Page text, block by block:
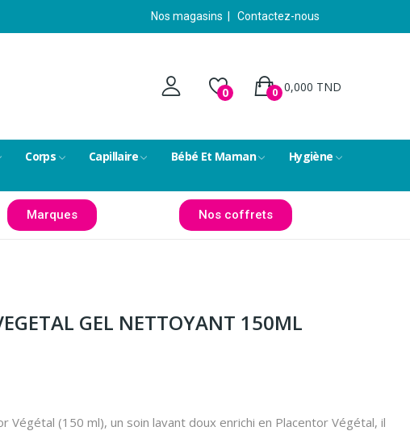
Nos magasins Contactez-nous
0 0,000 TND
0
Corps Capillaire Bébé Et Maman
Hygiène
Marques Nos coffrets
GEL NETTOYANT 150ML
Végétal (150 ml), un soin lavant doux enrichi en Placentor Végétal, il